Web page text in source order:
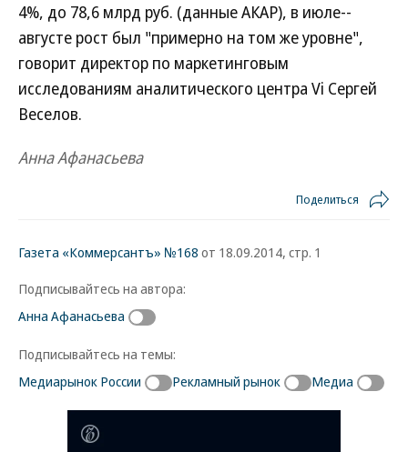
4%, до 78,6 млрд руб. (данные АКАР), в июле--
августе рост был "примерно на том же уровне",
говорит директор по маркетинговым
исследованиям аналитического центра Vi Сергей
Веселов.
Анна Афанасьева
Поделиться
Газета «Коммерсантъ» №168 от 18.09.2014, стр. 1
Подписывайтесь на автора:
Анна Афанасьева
Подписывайтесь на темы:
Медиарынок России
Рекламный рынок Медиа